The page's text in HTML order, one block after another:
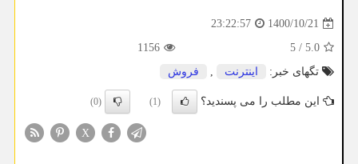
1400/10/21
23:22:57
5.0
/
5
1156
تگهای خبر:
اینترنت , فروش
این مطلب را می پسندید؟ (1)
(0)
X